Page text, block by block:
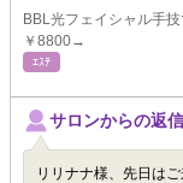
BBL光フェイシャル手
￥8800→
ｴｽﾃ
サロンからの返
リリナナ様、先日は